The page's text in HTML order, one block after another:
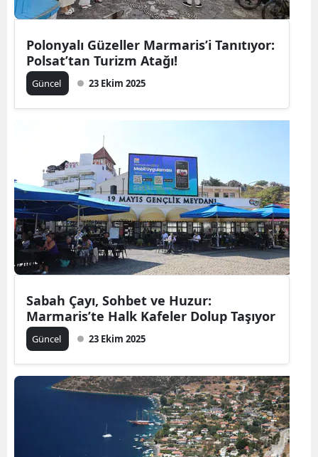
Polonyalı Güzeller Marmaris’i Tanıtıyor:
Polsat’tan Turizm Atağı!
Güncel 23 Ekim 2025
Sabah Çayı, Sohbet ve Huzur:
Marmaris’te Halk Kafeler Dolup Taşıyor
Güncel 23 Ekim 2025